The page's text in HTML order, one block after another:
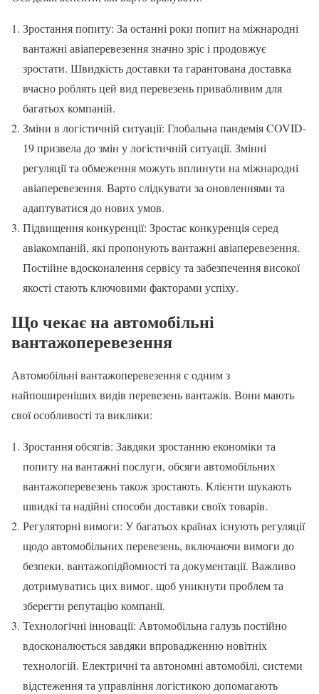
Зростання попиту: За останні роки попит на міжнародні
вантажні авіаперевезення значно зріс і продовжує
зростати. Швидкість доставки та гарантована доставка
вчасно роблять цей вид перевезень привабливим для
багатьох компаній.
Зміни в логістичній ситуації: Глобальна пандемія COVID-
19 призвела до змін у логістичній ситуації. Змінні
регуляції та обмеження можуть вплинути на міжнародні
авіаперевезення. Варто слідкувати за оновленнями та
адаптуватися до нових умов.
Підвищення конкуренції: Зростає конкуренція серед
авіакомпаній, які пропонують вантажні авіаперевезення.
Постійне вдосконалення сервісу та забезпечення високої
якості стають ключовими факторами успіху.
Що чекає на автомобільні
вантажоперевезення
Автомобільні вантажоперевезення є одним з
найпоширеніших видів перевезень вантажів. Вони мають
свої особливості та виклики:
Зростання обсягів: Завдяки зростанню економіки та
попиту на вантажні послуги, обсяги автомобільних
вантажоперевезень також зростають. Клієнти шукають
швидкі та надійні способи доставки своїх товарів.
Регуляторні вимоги: У багатьох країнах існують регуляції
щодо автомобільних перевезень, включаючи вимоги до
безпеки, вантажопідйомності та документації. Важливо
дотримуватись цих вимог, щоб уникнути проблем та
зберегти репутацію компанії.
Технологічні інновації: Автомобільна галузь постійно
вдосконалюється завдяки впровадженню новітніх
технологій. Електричні та автономні автомобілі, системи
відстеження та управління логістикою допомагають